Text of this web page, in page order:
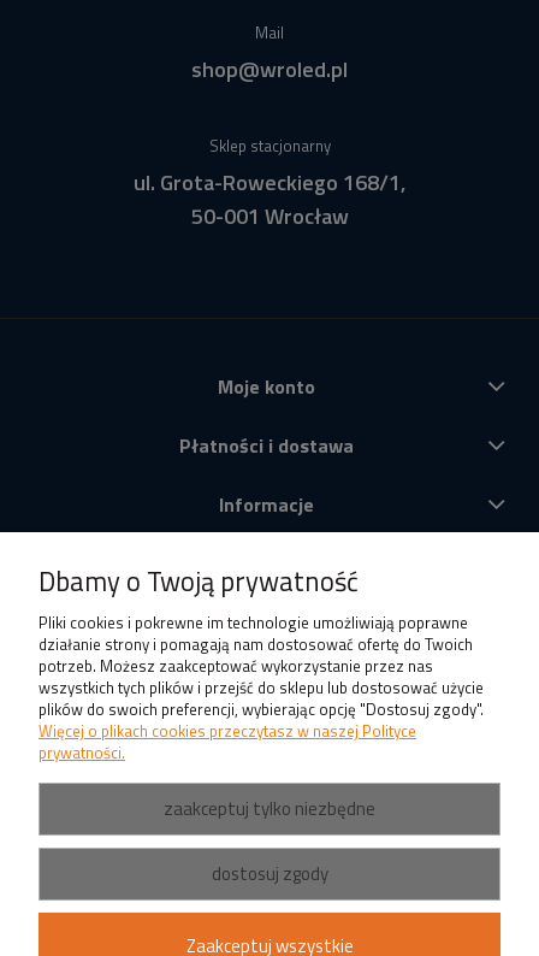
Mail
shop@wroled.pl
Sklep stacjonarny
ul. Grota-Roweckiego 168/1,
50-001 Wrocław
Moje konto
Płatności i dostawa
Informacje
Produkty
Dbamy o Twoją prywatność
Pliki cookies i pokrewne im technologie umożliwiają poprawne
działanie strony i pomagają nam dostosować ofertę do Twoich
potrzeb. Możesz zaakceptować wykorzystanie przez nas
wszystkich tych plików i przejść do sklepu lub dostosować użycie
plików do swoich preferencji, wybierając opcję "Dostosuj zgody".
Więcej o plikach cookies przeczytasz w naszej Polityce
prywatności.
zaakceptuj tylko niezbędne
dostosuj zgody
Zaakceptuj wszystkie